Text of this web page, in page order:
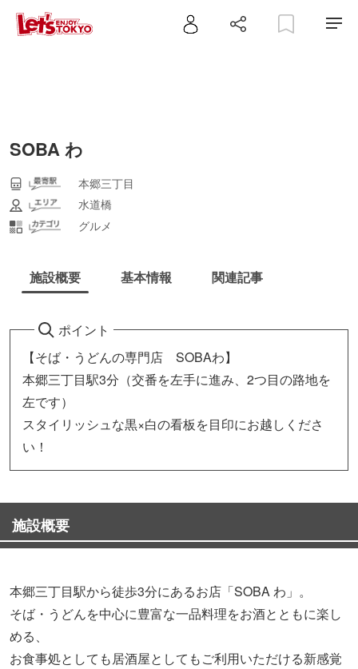
SOBA わ
本郷三丁目
水道橋
グルメ
施設概要 基本情報 関連記事
ポイント
【そば・うどんの専門店 SOBAわ】
本郷三丁目駅3分（交番を左手に進み、2つ目の路地を
左です）
スタイリッシュな黒×白の看板を目印にお越しくださ
い！
施設概要
本郷三丁目駅から徒歩3分にあるお店「SOBA わ」。
そば・うどんを中心に豊富な一品料理をお酒とともに楽し
める、
お食事処としても居酒屋としてもご利用いただける新感覚